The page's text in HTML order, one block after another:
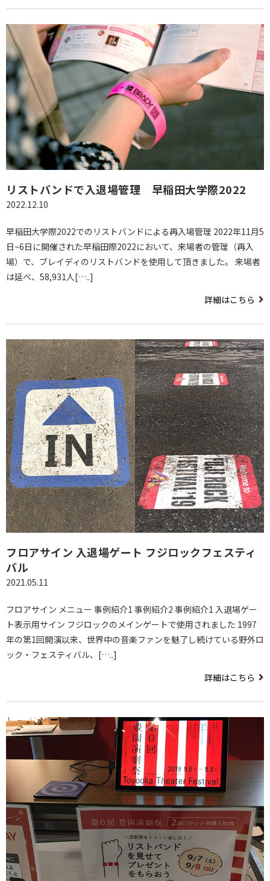
リストバンドで入退場管理 早稲田大学際2022
2022.12.10
早稲田大学際2022でのリストバンドによる再入場管理 2022年11月5
日~6日に開催された早稲田際2022において、来場者の管理（再入
場）で、ブレイディのリストバンドを使用して頂きました。 来場者
は延べ、58,931人[…..]
詳細はこちら
フロアサイン 入退場ゲート フジロックフェスティ
バル
2021.05.11
フロアサイン メニュー 事例紹介1 事例紹介2 事例紹介1 入退場ゲー
ト表示用サイン フジロックのメインゲートで使用されました 1997
年の第1回開演以来、世界中の音楽ファンを魅了し続けている野外ロ
ック・フェスティバル、[…..]
詳細はこちら